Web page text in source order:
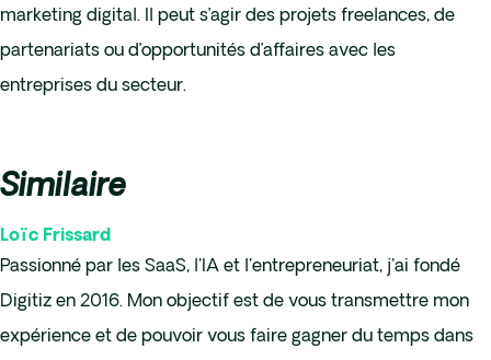
marketing digital. Il peut s’agir des projets freelances, de
partenariats ou d’opportunités d’affaires avec les
entreprises du secteur.
Similaire
Loïc Frissard
Passionné par les SaaS, l'IA et l'entrepreneuriat, j'ai fondé
Digitiz en 2016. Mon objectif est de vous transmettre mon
expérience et de pouvoir vous faire gagner du temps dans